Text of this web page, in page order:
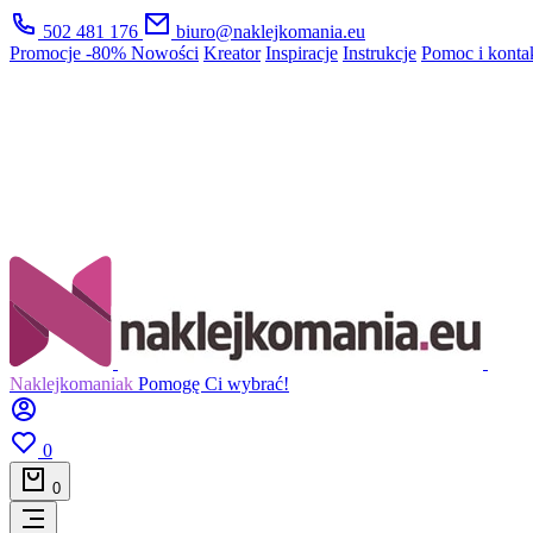
502 481 176
biuro@naklejkomania.eu
Promocje -80% Nowości Kreator Inspiracje Instrukcje Pomoc i
Naklejkomaniak Pomogę Ci wybrać!
0
0